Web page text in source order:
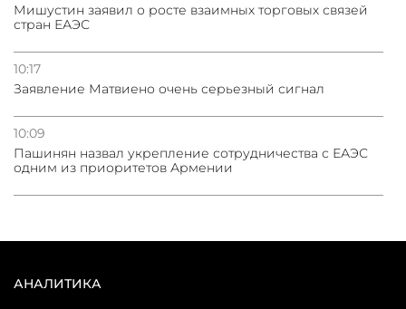
Мишустин заявил о росте взаимных торговых связей
стран ЕАЭС
10:17
Заявление Матвиено очень серьезный сигнал
10:09
Пашинян назвал укрепление сотрудничества с ЕАЭС
одним из приоритетов Армении
АНАЛИТИКА